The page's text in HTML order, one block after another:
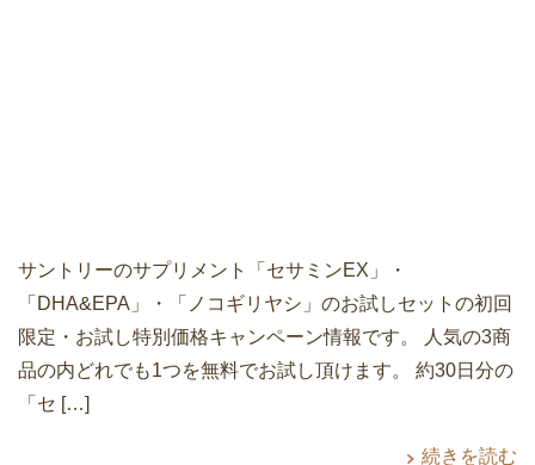
サントリーのサプリメント「セサミンEX」・
「DHA&EPA」・「ノコギリヤシ」のお試しセットの初回
限定・お試し特別価格キャンペーン情報です。 人気の3商
品の内どれでも1つを無料でお試し頂けます。 約30日分の
「セ […]
続きを読む